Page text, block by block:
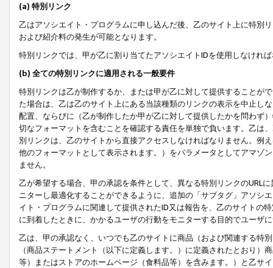
(a) 特別リンク
乙はアソシエイト・プログラムに申し込んだ後、乙のサイト上に特別
および紹介料の発生が可能となります。
特別リンクでは、甲が乙に割り当てたアソシエイトIDを使用しなけれ
(b) 全ての特別リンクに適用される一般要件
特別リンクは乙が制作するか、または甲が乙に対して提供することが
た場合は、乙は乙のサイト上にある当該種類のリンクの表示を中止し
配置、ならびに（乙が制作したか甲が乙に対して提供したかを問わず
切なフォーマットを含むことを確認する責任を単独で負います。乙は
別リンクは、乙のサイトから直接アクセスしなければなりません。例
他のフォーマットとして表示されます。）をパラメータとしてアマゾ
ません。
乙が希望する場合、甲の承認を条件として、異なる特別リンクのURL
ニターし最適化することができるように、追加の「サブタグ」アソシ
イト・プログラムに関連して提供されたID又は報告を、乙のサイトの
に到着したときに、かかるユーザの行動をモニターする目的でユーザ
乙は、甲の承認なく、いつでも乙のサイトに商品（および関連する特
（商品ステートメント（以下に定義します。）に定義されたとおり
等）またはストアのホームページ（食料品等）を含みます。）と乙サ